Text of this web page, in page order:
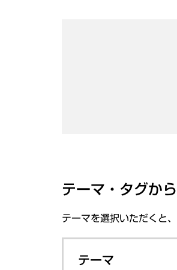
テーマ・タグか
テーマを選択いただくと
テーマ